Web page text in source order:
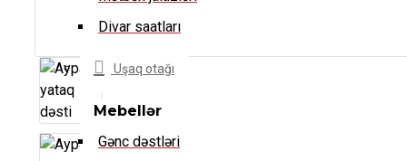
Divar saatları
Uşaq otağı
Mebellər
Gənc dəstləri